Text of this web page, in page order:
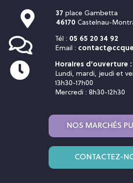
37 place Gambetta
46170 Castelnau-
Tél : 05 65 20 34 92
Email :
Horaires d’ouverture :
Lundi, mardi, jeudi et
13h30-17h00
Mercredi : 8h30-12h30
NOS MARCHÉS
CONTACTEZ-